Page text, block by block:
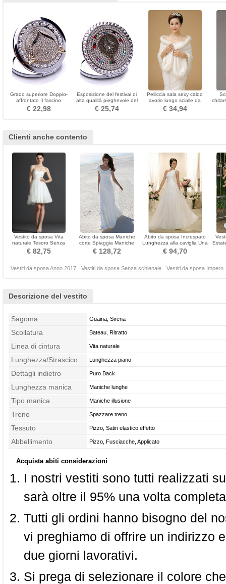
Grado superiore Doppio-
affrontato Il fascino
pieghevole Inlaid diamante
Piccolo specchio
€ 22,98
Esposizione del festival di
alta qualità pieghevole del
cerchio e vendita del
pettine
€ 25,74
Pelliccia sala sexy caldo
avorio lungo scialle da
sposa
€ 34,94
Clienti anche contento
Vestito da sposa Vita
naturale Tesoro Senza
maniche Organza Breve
€ 82,75
Abito da sposa Maniche
corte Spiaggia Maniche
cotta Coda A Strascico
Cappella
€ 128,72
Abito da sposa Increspato
Lunghezza alla caviglia Una
spalla Centro dietro
€ 94,70
Vestiti da sposa Anno 2017 Vestiti da sposa Senza schienale Vestiti da sposa Impero
Descrizione del vestito
Sagoma Guaina, Sirena
Scollatura Bateau, Ritratto
Linea di cintura Vita naturale
Lunghezza/Strascico Lunghezza piano
Dettagli indietro Puro Back
Lunghezza manica Maniche lunghe
Tipo manica Maniche illusione
Treno Spazzare treno
Tessuto Pizzo, Satin elastico effetto
Abbellimento Pizzo, Fusciacche, Applicato
Acquista abiti considerazioni
I nostri vestiti sono tutti realizzati
sarà oltre il 95% una volta
Tutti gli ordini hanno bisogno del
vi preghiamo di offrire un indirizzo
due giorni lavorativi.
Si prega di selezionare il colore